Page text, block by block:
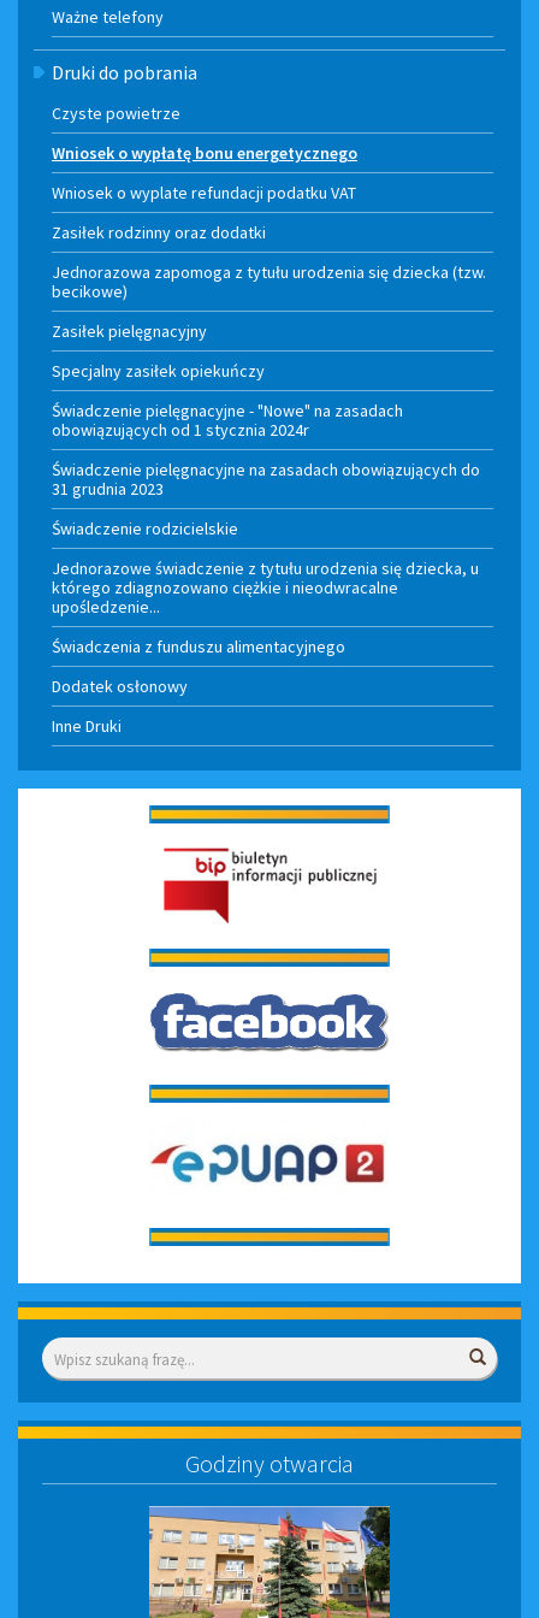
Ważne telefony
Druki do pobrania
Czyste powietrze
Wniosek o wypłatę bonu energetycznego
Wniosek o wyplate refundacji podatku VAT
Zasiłek rodzinny oraz dodatki
Jednorazowa zapomoga z tytułu urodzenia się dziecka (tzw.
becikowe)
Zasiłek pielęgnacyjny
Specjalny zasiłek opiekuńczy
Świadczenie pielęgnacyjne - "Nowe" na zasadach
obowiązujących od 1 stycznia 2024r
Świadczenie pielęgnacyjne na zasadach obowiązujących do
31 grudnia 2023
Świadczenie rodzicielskie
Jednorazowe świadczenie z tytułu urodzenia się dziecka, u
którego zdiagnozowano ciężkie i nieodwracalne
upośledzenie...
Świadczenia z funduszu alimentacyjnego
Dodatek osłonowy
Inne Druki
Wyszukiwarka
Godziny otwarcia